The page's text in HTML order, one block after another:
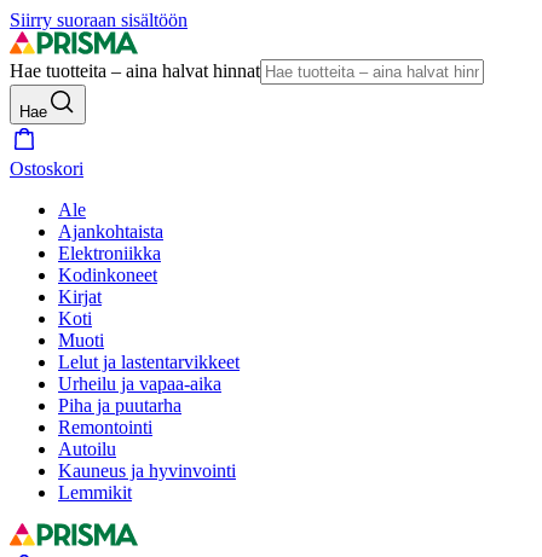
Siirry suoraan sisältöön
Hae tuotteita – aina halvat hinnat
Hae
Ostoskori
Ale
Ajankohtaista
Elektroniikka
Kodinkoneet
Kirjat
Koti
Muoti
Lelut ja lastentarvikkeet
Urheilu ja vapaa-aika
Piha ja puutarha
Remontointi
Autoilu
Kauneus ja hyvinvointi
Lemmikit